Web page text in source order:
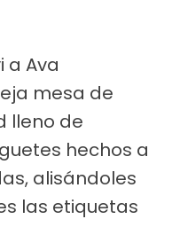
a Ava
mesa de
lleno de
hechos a
alisándoles
las etiquetas